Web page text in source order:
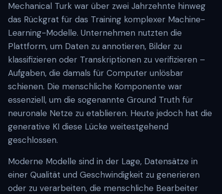
Mechanical Turk war über zwei Jahrzehnte hinweg
das Rückgrat für das Training komplexer Machine-
Learning-Modelle. Unternehmen nutzten die
Plattform, um Daten zu annotieren, Bilder zu
klassifizieren oder Transkriptionen zu verifizieren –
Aufgaben, die damals für Computer unlösbar
schienen. Die menschliche Komponente war
essenziell, um die sogenannte Ground Truth für
neuronale Netze zu etablieren. Heute jedoch hat die
generative KI diese Lücke weitestgehend
geschlossen.
Moderne Modelle sind in der Lage, Datensätze in
einer Qualität und Geschwindigkeit zu generieren
oder zu verarbeiten, die menschliche Bearbeiter